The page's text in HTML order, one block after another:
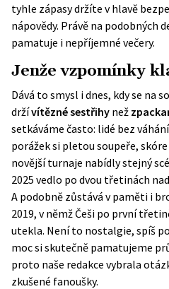
tyhle zápasy držíte v hlavě
nápovědy. Právě na podobných
pamatuje i nepříjemné večery.
Jenže vzpomínky
Dává to smysl i dnes, kdy se na
držívítězné sestřihy než
setkáváme často: lidé bez
porážek si pletou soupeře,
novější turnaje nabídly stejný
2025 vedlo po dvou třetinách
A podobně zůstává v paměti i
2019, v němž Češi po první
utekla. Není to nostalgie, spíš
moc si skutečně pamatujeme
proto naše redakce vybrala
zkušené fanoušky.